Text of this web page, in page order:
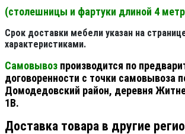
(столешницы и фартуки длиной 4
Срок доставки мебели указан на
характеристиками.
Самовывоз производится по
договоренности с точки самовывоза
Домодедовский район, деревня
1В.
Доставка товара в другие